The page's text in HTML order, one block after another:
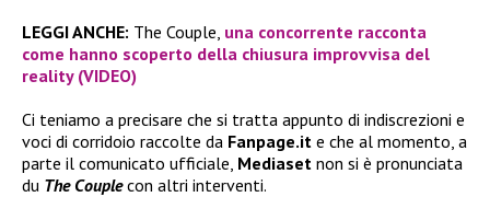
LEGGI ANCHE: The Couple, una concorrente racconta
come hanno scoperto della chiusura improvvisa del
reality (VIDEO)
Ci teniamo a precisare che si tratta appunto di indiscrezioni e
voci di corridoio raccolte da Fanpage.it e che al momento, a
parte il comunicato ufficiale, Mediaset non si è pronunciata
du The Couplecon altri interventi.